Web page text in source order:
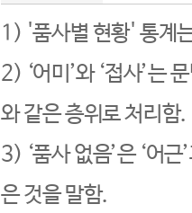
1) '품사별 현황' 통계
2) ‘어미’와 ‘접사’는
와 같은 층위로 처리함.
3) ‘품사 없음’은 ‘어
은 것을 말함.